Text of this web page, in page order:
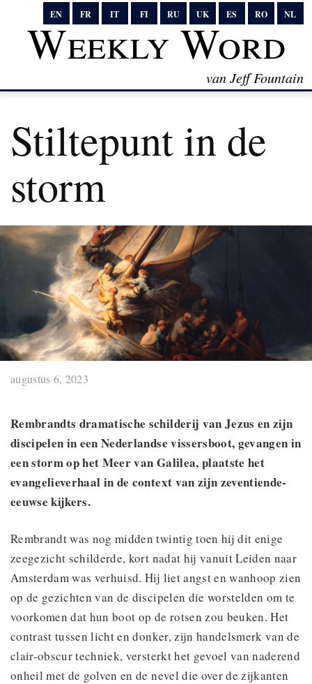
EN FR IT FI RU UK ES RO NL
Weekly Word
van Jeff Fountain
Stiltepunt in de
storm
augustus 6, 2023
Rembrandts dramatische schilderij van Jezus en zijn
discipelen in een Nederlandse vissersboot, gevangen in
een storm op het Meer van Galilea, plaatste het
evangelieverhaal in de context van zijn zeventiende-
eeuwse kijkers.
Rembrandt was nog midden twintig toen hij dit enige
zeegezicht schilderde, kort nadat hij vanuit Leiden naar
Amsterdam was verhuisd. Hij liet angst en wanhoop zien
op de gezichten van de discipelen die worstelden om te
voorkomen dat hun boot op de rotsen zou beuken. Het
contrast tussen licht en donker, zijn handelsmerk van de
clair-obscur techniek, versterkt het gevoel van naderend
onheil met de golven en de nevel die over de zijkanten